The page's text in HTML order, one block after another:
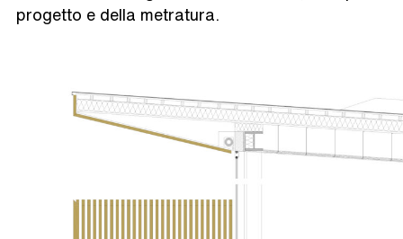
progetto e della metratura.